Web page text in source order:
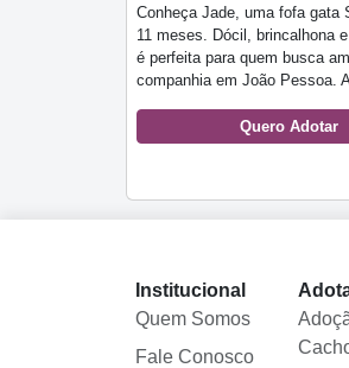
Conheça Jade, uma fofa gata
11 meses. Dócil, brincalhona
é perfeita para quem busca
companhia em João Pessoa.
Quero Adotar
Institucional
Quem Somos
Fale Conosco